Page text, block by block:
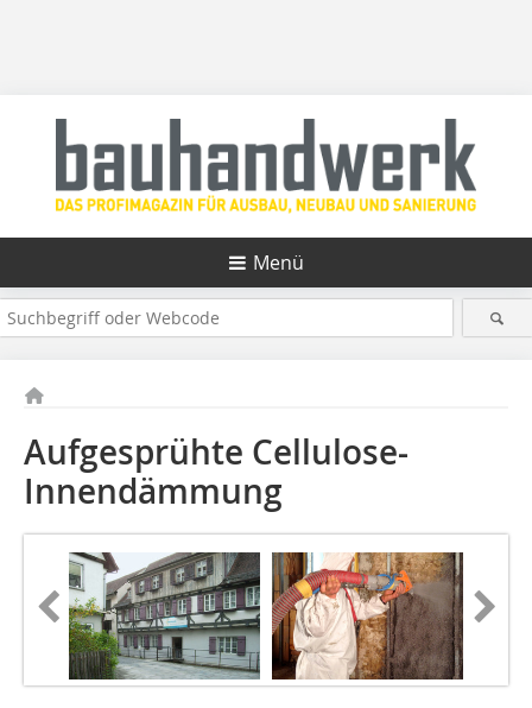
Menü
Aufgesprühte Cellulose-
Innendämmung